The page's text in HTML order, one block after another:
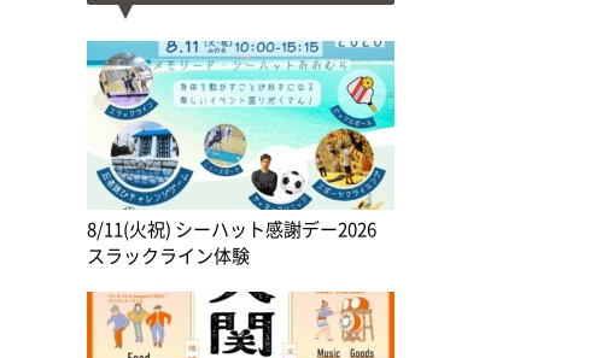
8/11(火祝) シーハット感謝デー2026
スラックライン体験